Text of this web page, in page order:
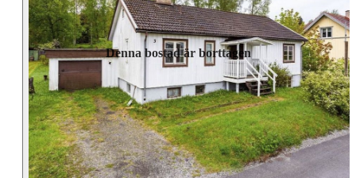
Denna bostad är borttagen